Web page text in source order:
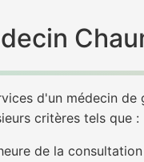
d'un médecin
critères tels que :
de la